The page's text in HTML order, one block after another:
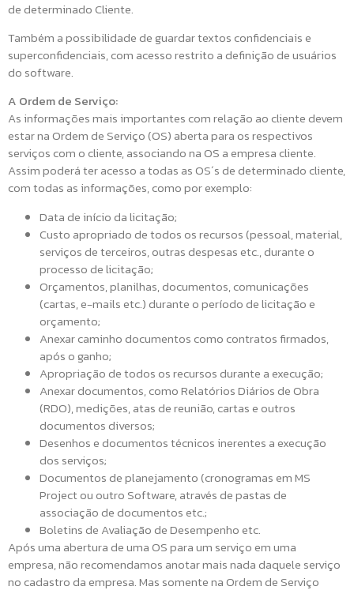
de determinado Cliente.
Também a possibilidade de guardar textos confidenciais e
superconfidenciais, com acesso restrito a definição de usuários
do software.
A Ordem de Serviço:
As informações mais importantes com relação ao cliente devem
estar na Ordem de Serviço (OS) aberta para os respectivos
serviços com o cliente, associando na OS a empresa cliente.
Assim poderá ter acesso a todas as OS´s de determinado cliente,
com todas as informações, como por exemplo:
Data de início da licitação;
Custo apropriado de todos os recursos (pessoal, material,
serviços de terceiros, outras despesas etc., durante o
processo de licitação;
Orçamentos, planilhas, documentos, comunicações
(cartas, e-mails etc.) durante o período de licitação e
orçamento;
Anexar caminho documentos como contratos firmados,
após o ganho;
Apropriação de todos os recursos durante a execução;
Anexar documentos, como Relatórios Diários de Obra
(RDO), medições, atas de reunião, cartas e outros
documentos diversos;
Desenhos e documentos técnicos inerentes a execução
dos serviços;
Documentos de planejamento (cronogramas em MS
Project ou outro Software, através de pastas de
associação de documentos etc.;
Boletins de Avaliação de Desempenho etc.
Após uma abertura de uma OS para um serviço em uma
empresa, não recomendamos anotar mais nada daquele serviço
no cadastro da empresa. Mas somente na Ordem de Serviço